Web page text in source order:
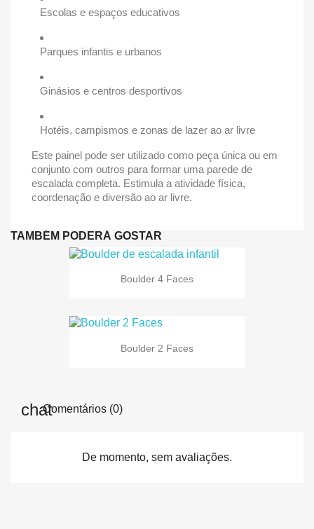
Escolas e espaços educativos
Parques infantis e urbanos
Ginásios e centros desportivos
Hotéis, campismos e zonas de lazer ao ar livre
Este painel pode ser utilizado como peça única ou em
conjunto com outros para formar uma parede de
escalada completa. Estimula a atividade física,
coordenação e diversão ao ar livre.
TAMBÉM PODERÁ GOSTAR
Boulder 4 Faces
Boulder 2 Faces
Comentários (0)
De momento, sem avaliações.